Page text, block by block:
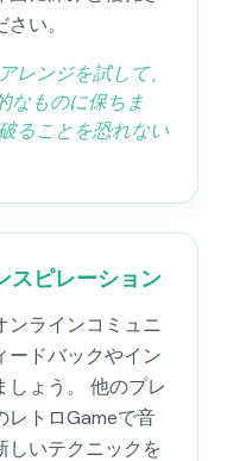
い。
レンジを試して、
なものに保ちま
ることを恐れない
スピレーション
ンラインコミュニ
ードバックやイン
しょう。 他のプレ
レトロGameで音
しいテクニックを